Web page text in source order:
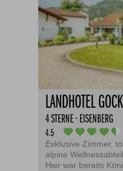
LANDHOTEL
4 STERNE · EISENBERG
4.5
Exklusive Zimmer,
Hier war bereits